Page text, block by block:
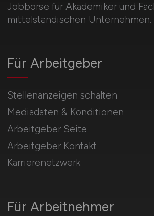
Jobbörse für Akademiker und
mittelständischen Unternehmen.
Für Arbeitnehmer
Für Arbeitgeber
Stellenanzeigen schalten
Mediadaten & Konditionen
Arbeitgeber Seite
Arbeitgeber Kontakt
Karrierenetzwerk